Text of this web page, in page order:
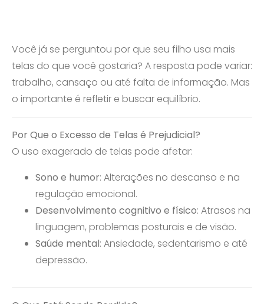
Você já se perguntou por que seu filho usa mais
telas do que você gostaria? A resposta pode variar:
trabalho, cansaço ou até falta de informação. Mas
o importante é refletir e buscar equilíbrio.
Por Que o Excesso de Telas é Prejudicial?
O uso exagerado de telas pode afetar:
Sono e humor: Alterações no descanso e na
regulação emocional.
Desenvolvimento cognitivo e físico: Atrasos na
linguagem, problemas posturais e de visão.
Saúde mental: Ansiedade, sedentarismo e até
depressão.